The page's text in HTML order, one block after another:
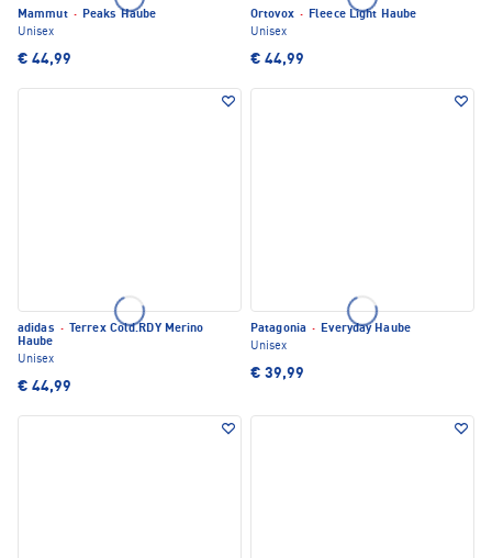
Mammut · Peaks Haube
Unisex
€ 44,99
Ortovox · Fleece Light Haube
Unisex
€ 44,99
adidas ·
Terrex Cold.RDY Merino
Haube
Unisex
€ 44,99
Patagonia · Everyday Haube
Unisex
€ 39,99